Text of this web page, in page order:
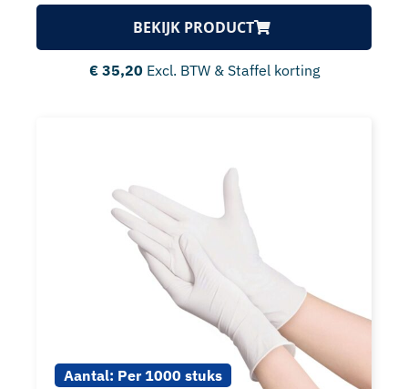
BEKIJK PRODUCT
€35,20 Excl. BTW & Staffel korting
Aantal: Per 1000 stuks